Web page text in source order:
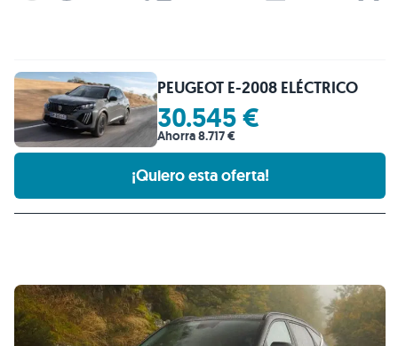
PEUGEOT E-2008 ELÉCTRICO
30.545 €
Ahorra 8.717 €
¡Quiero esta oferta!